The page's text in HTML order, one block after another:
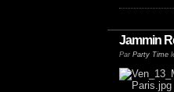
Jammin
Par Party Time